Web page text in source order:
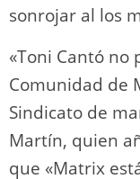
sonrojar al los
«Toni Cantó no
Comunidad de
Sindicato de
Martín, quien
que «Matrix